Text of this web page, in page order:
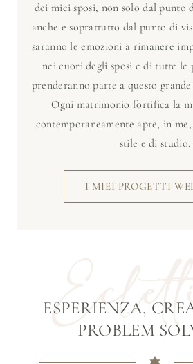
dei miei sposi, non solo dal punto
anche e soprattutto dal punto di
saranno le emozioni a rimanere
nei cuori degli sposi e di tutte le
prenderanno parte a questo
Ogni matrimonio fortifica la
contemporaneamente apre, in
stile e di studio.
I MIEI PROGETTI
ESPERIENZA,
PROBLEM